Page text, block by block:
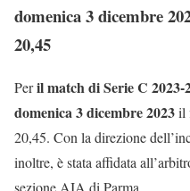
domenica 3 dicembre
20,45
Peril match di Serie C
domenica 3 dicembre 2023il
20,45. Con la direzione
inoltre, è stata affidata